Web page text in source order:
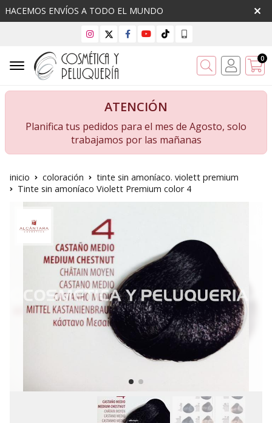
HACEMOS ENVÍOS A TODO EL MUNDO
Buscar 0
ATENCIÓN
Planifica tus pedidos para el mes de Agosto, solo
trabajamos por las mañanas
inicio coloración
tinte sin amoníaco. violett premium
Tinte sin amoníaco Violett Premium color 4